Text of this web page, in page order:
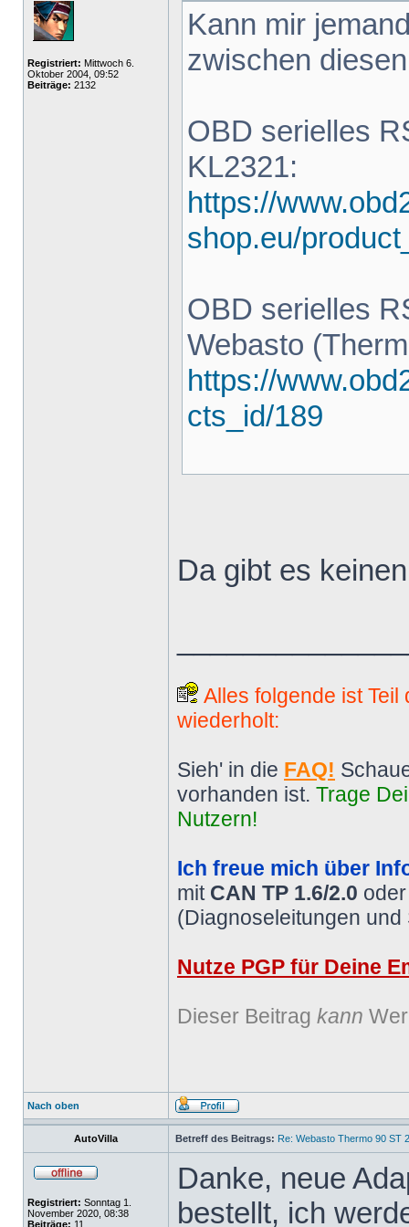
Registriert: Mittwoch 6.
Oktober 2004, 09:52
Beiträge: 2132
Kann mir
zwischen
OBD serielles
KL2321:
https://
shop.eu/
OBD serielles
Webasto
https://
cts_id/189
Da gibt es
Alles folgende ist
wiederholt:
Sieh' in die FAQ!
vorhanden ist. Trage
Nutzern!
Ich freue mich über
mit CAN TP 1.6/2.0
(Diagnoseleitungen
Nutze PGP für Deine
Dieser Beitrag kann
Nach oben
AutoVilla Betreff des Beitrags: Re: Webasto Thermo 90 ST
Registriert: Sonntag 1.
November 2020, 08:38
Beiträge: 11
Danke, neue
bestellt, ich